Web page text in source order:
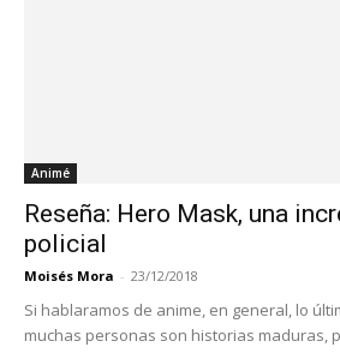
Animé
Reseña: Hero Mask, una
policial
Moisés Mora - 23/12/2018
Si hablaramos de anime, en general, lo
muchas personas son historias maduras,